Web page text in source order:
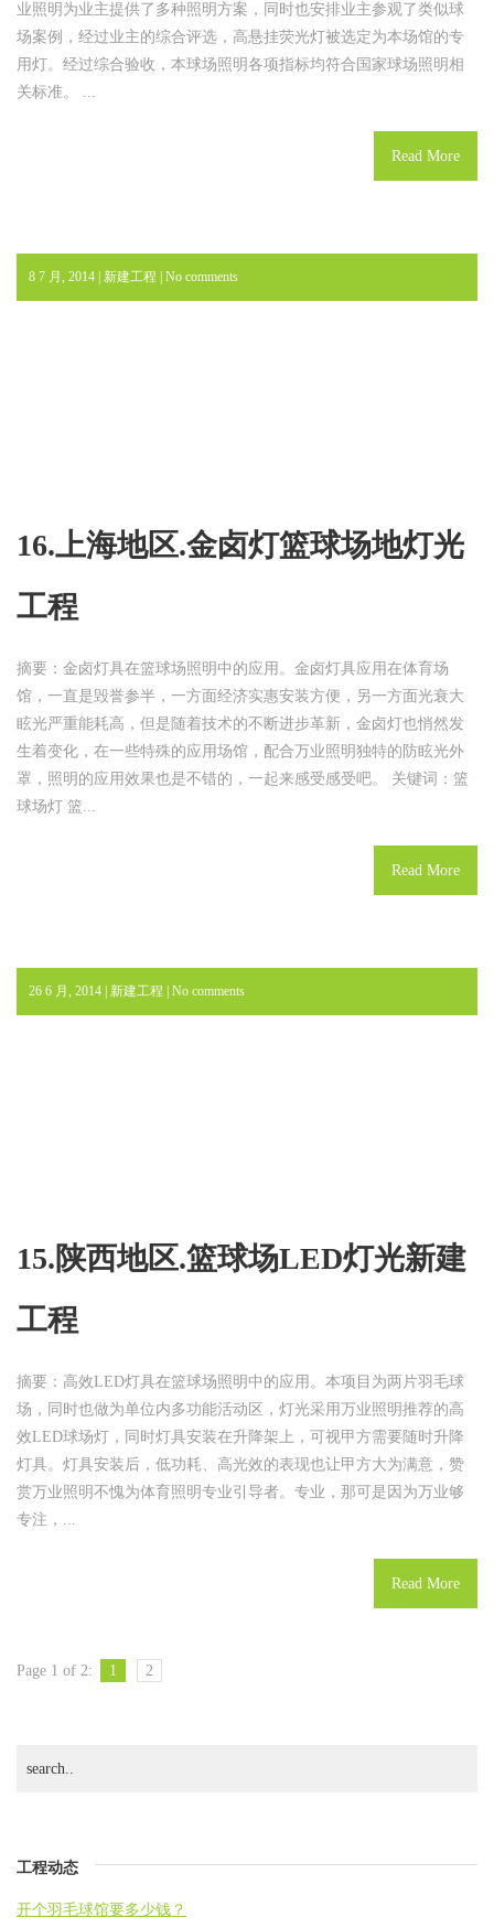
业照明为业主提供了多种照明方案，同时也安排业主参观了类似球
场案例，经过业主的综合评选，高悬挂荧光灯被选定为本场馆的专
用灯。经过综合验收，本球场照明各项指标均符合国家球场照明相
关标准。 ...
Read More
8 7 月, 2014 | 新建工程 No comments
16.上海地区.金卤灯篮球场地灯光
工程
摘要：金卤灯具在篮球场照明中的应用。金卤灯具应用在体育场
馆，一直是毁誉参半，一方面经济实惠安装方便，另一方面光衰大
眩光严重能耗高，但是随着技术的不断进步革新，金卤灯也悄然发
生着变化，在一些特殊的应用场馆，配合万业照明独特的防眩光外
罩，照明的应用效果也是不错的，一起来感受感受吧。 关键词：篮
球场灯 篮...
Read More
26 6 月, 2014 | 新建工程 | No comments
15.陕西地区.篮球场LED灯光新建
工程
摘要：高效LED灯具在篮球场照明中的应用。本项目为两片羽毛球
场，同时也做为单位内多功能活动区，灯光采用万业照明推荐的高
效LED球场灯，同时灯具安装在升降架上，可视甲方需要随时升降
灯具。灯具安装后，低功耗、高光效的表现也让甲方大为满意，赞
赏万业照明不愧为体育照明专业引导者。专业，那可是因为万业够
专注，...
Read More
Page 1 of 2: 1 2
工程动态
开个羽毛球馆要多少钱？